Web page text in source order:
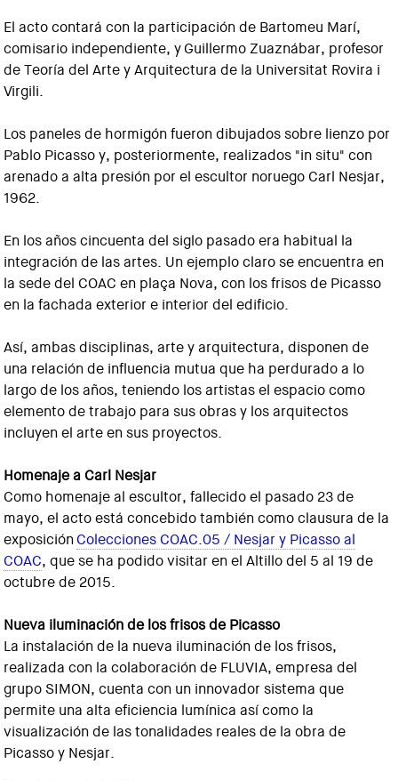
El acto contará con la participación de Bartomeu Marí,
comisario independiente, y Guillermo Zuaznábar, profesor
de Teoría del Arte y Arquitectura de la Universitat Rovira i
Virgili.
Los paneles de hormigón fueron dibujados sobre lienzo por
Pablo Picasso y, posteriormente, realizados "in situ" con
arenado a alta presión por el escultor noruego Carl Nesjar,
1962.
En los años cincuenta del siglo pasado era habitual la
integración de las artes. Un ejemplo claro se encuentra en
la sede del COAC en plaça Nova, con los frisos de Picasso
en la fachada exterior e interior del edificio.
Así, ambas disciplinas, arte y arquitectura, disponen de
una relación de influencia mutua que ha perdurado a lo
largo de los años, teniendo los artistas el espacio como
elemento de trabajo para sus obras y los arquitectos
incluyen el arte en sus proyectos.
Homenaje a Carl Nesjar
Como homenaje al escultor, fallecido el pasado 23 de
mayo, el acto está concebido también como clausura de la
exposiciónColecciones COAC.05 / Nesjar y Picasso al
COAC, que se ha podido visitar en el Altillo del 5 al 19 de
octubre de 2015.
Nueva iluminación de los frisos de Picasso
La instalación de la nueva iluminación de los frisos,
realizada con la colaboración de FLUVIA, empresa del
grupo SIMON, cuenta con un innovador sistema que
permite una alta eficiencia lumínica así como la
visualización de las tonalidades reales de la obra de
Picasso y Nesjar.